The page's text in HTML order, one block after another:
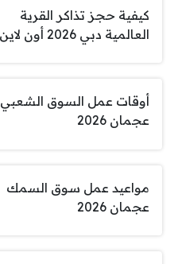
كيفية حجز تذاكر القرية
العالمية دبي 2026 أون لاين
أوقات عمل السوق الشعبي
عجمان 2026
مواعيد عمل سوق السمك
عجمان 2026